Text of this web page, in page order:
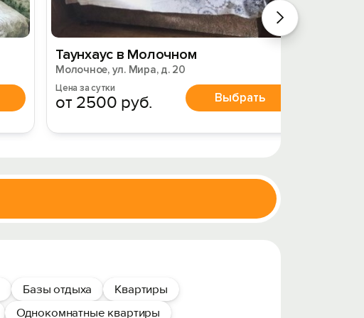
Таунхаус в Молочном
Молочное, ул. Мира, д. 20
Цена за сутки
от 2500 руб. Выбрать
Базы отдыха
Квартиры
Однокомнатные квартиры